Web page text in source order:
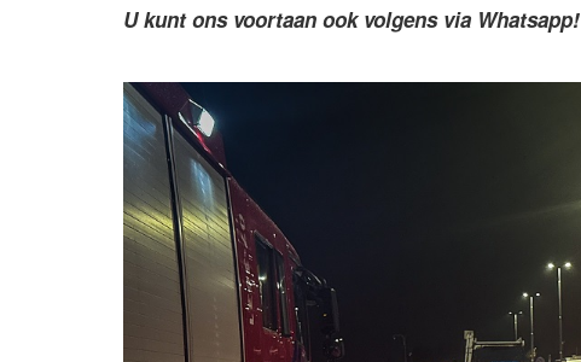
U kunt ons voortaan ook volgens via Whatsapp!